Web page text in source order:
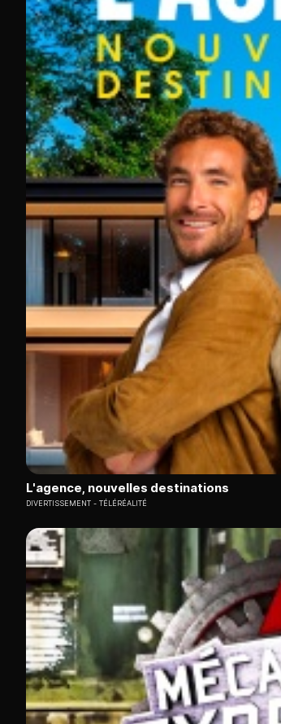
L'agence, nouvelles destinations
DIVERTISSEMENT TÉLÉRÉALITÉ